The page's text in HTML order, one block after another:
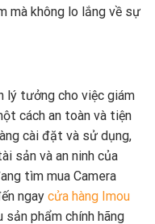
mà không lo lắng về sự
lý tưởng cho việc giám
cách an toàn và tiện
cài đặt và sử dụng,
sản và an ninh của
tìm mua Camera
ngay cửa hàng Imou
phẩm chính hãng